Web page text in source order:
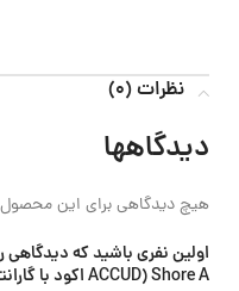
نظرات (0)
دیدگاهها
هیچ دیدگاهی برای این
اولین نفری باشید که
Shore A (ACCUD اکود با گارانتی شرکتی) مدل HSM-1A-ST”